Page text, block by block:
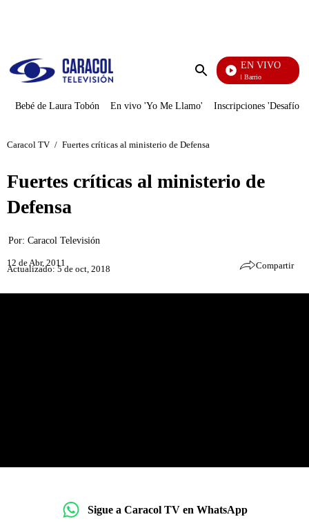
Enviar
EN VIVO
María La Del Barrio
Bebé de Laura Tobón En vivo 'Yo Me Llamo' Inscripciones 'Desafío'
Caracol TV / Fuertes críticas al ministerio de Defensa
Fuertes críticas al ministerio de
Defensa
Por: Caracol Televisión
12 de Abr, 2011
Actualizado: 5 de oct, 2018 Compartir
Sigue a Caracol TV en WhatsApp